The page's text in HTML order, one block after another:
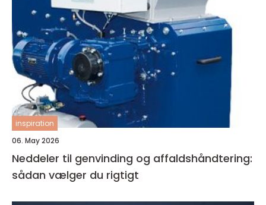
inspiration
06. May 2026
Neddeler til genvinding og affaldshåndtering:
sådan vælger du rigtigt